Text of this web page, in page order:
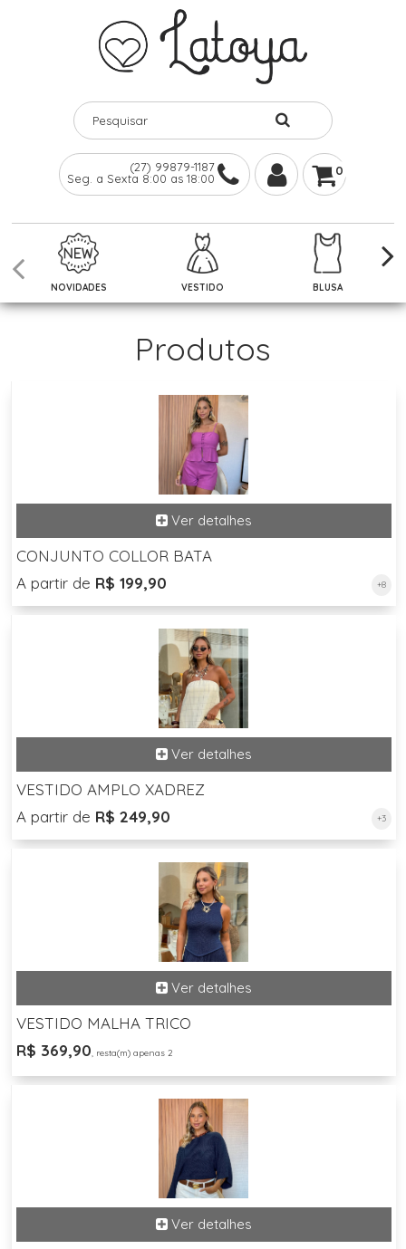
(27) 99879-1187
Seg. a Sexta 8:00 as 18:00
0
NOVIDADES VESTIDO BLUSA
Produtos
CONJUNTO COLLOR BATA
A partir de R$ 199,90 +8
VESTIDO AMPLO XADREZ
A partir de R$ 249,90 +3
VESTIDO MALHA TRICO
R$ 369,90, resta(m) apenas 2